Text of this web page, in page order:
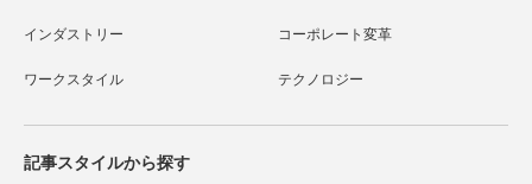
インダストリー コーポレート変革
ワークスタイル テクノロジー
記事スタイルから探す